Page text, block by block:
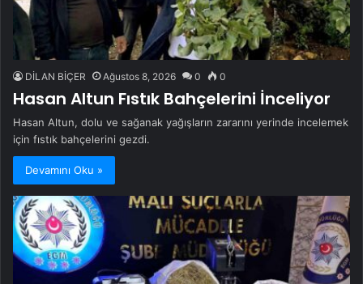
DİLAN BİÇER Ağustos 8, 2026 0 0
Hasan Altun Fıstık Bahçelerini İnceliyor
Hasan Altun, dolu ve sağanak yağışların zararını yerinde incelemek
için fıstık bahçelerini gezdi.
Devamını Oku »